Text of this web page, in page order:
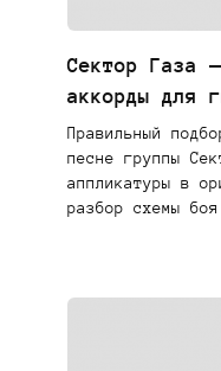
Сектор Газа
аккорды для
Правильный
песне группы
аппликатуры в
разбор схемы